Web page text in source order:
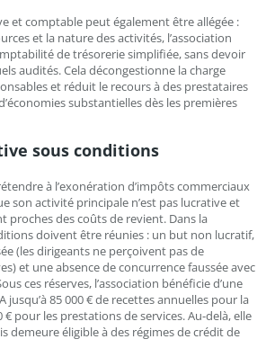
et comptable peut également être allégée :
et la nature des activités, l’association
de trésorerie simplifiée, sans devoir
audités. Cela décongestionne la charge
et réduit le recours à des prestataires
substantielles dès les premières
sous conditions
à l’exonération d’impôts commerciaux
son activité principale n’est pas lucrative et
proches des coûts de revient. Dans la
doivent être réunies : un but non lucratif,
(les dirigeants ne perçoivent pas de
et une absence de concurrence faussée avec
ces réserves, l’association bénéficie d’une
jusqu’à 85 000 € de recettes annuelles pour la
€ pour les prestations de services. Au-delà, elle
demeure éligible à des régimes de crédit de